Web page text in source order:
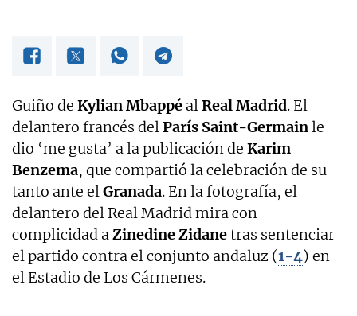
Guiño de Kylian Mbappé alReal Madrid. El
delantero francés delParís Saint-Germainle
dio ‘me gusta’ a la publicación de Karim
Benzema, que compartió la celebración de su
tanto ante elGranada. En la fotografía, el
delantero del Real Madrid mira con
complicidad aZinedine Zidanetras sentenciar
el partido contra el conjunto andaluz (1-4) en
el Estadio de Los Cármenes.